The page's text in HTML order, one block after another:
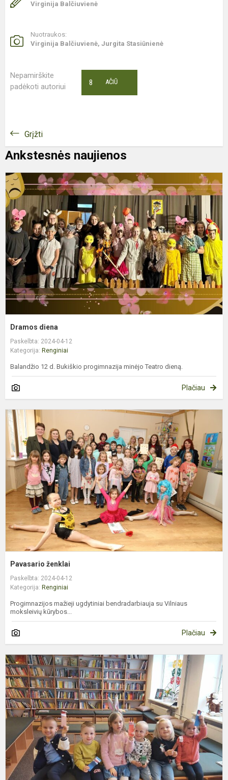
Virginija Balčiuvienė
Nuotraukos:
Virginija Balčiuvienė, Jurgita Stasiūnienė
Nepamirškite
padėkoti autoriui
AČIŪ
8
Grįžti
Ankstesnės naujienos
Dramos diena
Paskelbta: 2024-04-12
Kategorija: Renginiai
Balandžio 12 d. Bukiškio progimnazija minėjo Teatro dieną.
Plačiau
Pavasario ženklai
Paskelbta: 2024-04-12
Kategorija: Renginiai
Progimnazijos mažieji ugdytiniai bendradarbiauja su Vilniaus
moksleivių kūrybos...
Plačiau